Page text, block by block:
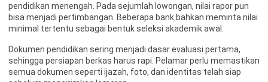
pendidikan menengah. Pada sejumlah lowongan, nilai rapor pun
bisa menjadi pertimbangan. Beberapa bank bahkan meminta nilai
minimal tertentu sebagai bentuk seleksi akademik awal.
Dokumen pendidikan sering menjadi dasar evaluasi pertama,
sehingga persiapan berkas harus rapi. Pelamar perlu memastikan
semua dokumen seperti ijazah, foto, dan identitas telah siap